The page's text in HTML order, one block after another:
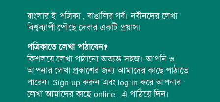
বাংলার ই-পত্রিকা , বাঙালির গর্ব। নবীনদের লেখা
বিশ্বব্যাপী পৌছে দেবার একটি প্রয়াস।
পত্রিকাতে লেখা পাঠাবেন?
কিশলয়ে লেখা পাঠানো অত্যন্ত সহজ। আপনি ও
আপনার লেখা প্রকাশের জন্য আমাদের কাছে পাঠাতে
পারেন। Sign up করুন এবং log in করে আপনার
লেখা আমাদের কাছে online- এ পাঠিয়ে দিন।